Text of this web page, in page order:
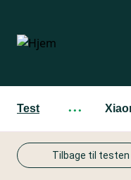
hovedindhold
Test ···
Tilbage til testen